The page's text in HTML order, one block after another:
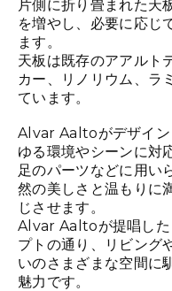
片側に折り畳まれた天
を増やし、必要に応じ
ます。
天板は既存のアアルト
カー、リノリウム、ラ
ています。
Alvar Aaltoがデザイン
ゆる環境やシーンに対
足のパーツなどに用い
然の美しさと温もりに
じさせます。
Alvar Aaltoが提唱した
プトの通り、リビング
いのさまざまな空間に
魅力です。